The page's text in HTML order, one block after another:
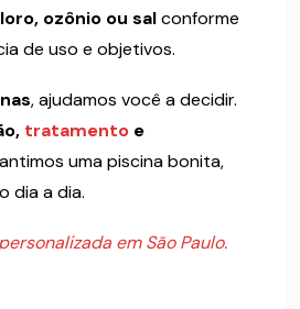
ozônio ou salconforme
de uso e objetivos.
, ajudamos você a decidir.
tratamento e
uma piscina bonita,
dia a dia.
em São Paulo.